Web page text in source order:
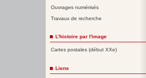
Ouvrages numérisés
Travaux de recherche
L'histoire par l'image
Cartes postales (début XXe)
Liens